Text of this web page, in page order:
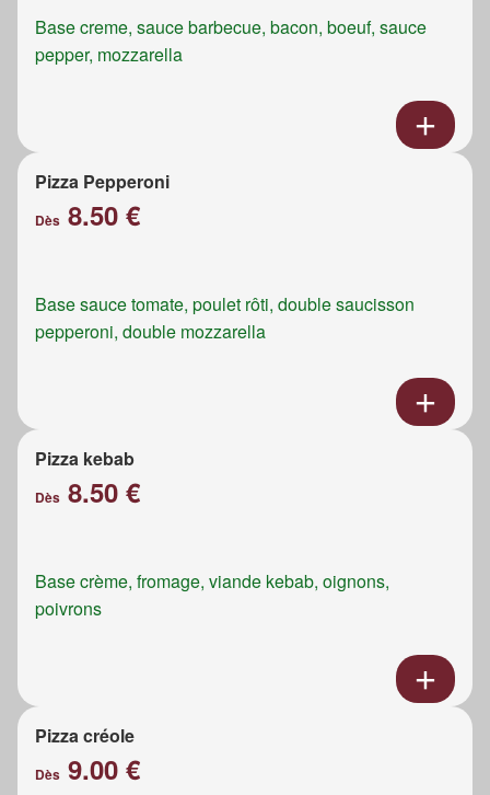
Base creme, sauce barbecue, bacon, boeuf, sauce
pepper, mozzarella
Pizza Pepperoni
Dès 8.50 €
Base sauce tomate, poulet rôti, double saucisson
pepperoni, double mozzarella
Pizza kebab
Dès 8.50 €
Base crème, fromage, viande kebab, oignons,
poivrons
Pizza créole
Dès 9.00 €